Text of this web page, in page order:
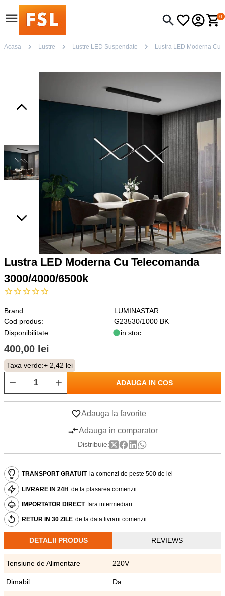
0
Acasa Lustre Lustre LED Suspendate Lustra LED Moderna Cu
Lustra LED Moderna Cu Telecomanda
3000/4000/6500k
Brand:
LUMINASTAR
Cod produs:
G23530/1000 BK
Disponibilitate:
in stoc
400,00 lei
Taxa verde:+ 2,42 lei
ADAUGA IN COS
Adauga la favorite
Adauga in comparator
Distribuie:
TRANSPORT GRATUIT la comenzi de peste 500 de lei
LIVRARE IN 24H de la plasarea comenzii
IMPORTATOR DIRECT fara intermediari
RETUR IN 30 ZILE de la data livrarii comenzii
DETALII PRODUS REVIEWS
Tensiune de Alimentare 220V
Dimabil Da